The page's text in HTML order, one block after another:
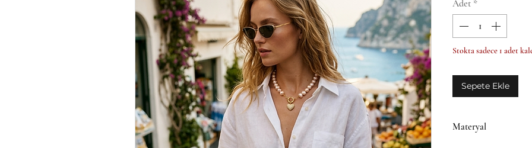
Adet *
Stokta sadece 1 adet
Sepete Ekle
Materyal